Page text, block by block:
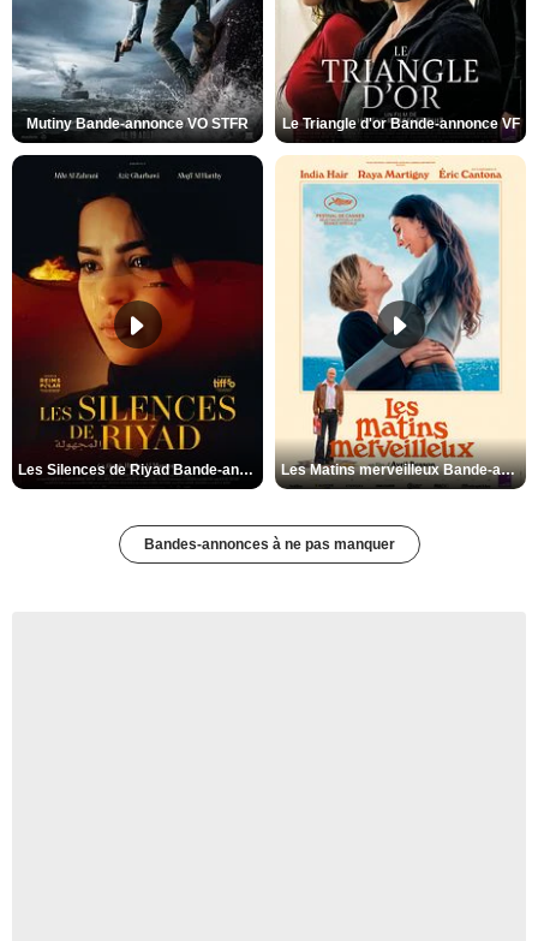
Mutiny Bande-annonce VO STFR Le Triangle d'or Bande-annonce VF
Les Silences de Riyad Bande-annonce VO STFR Les Matins merveilleux Bande-annonce VF
Bandes-annonces à ne pas manquer